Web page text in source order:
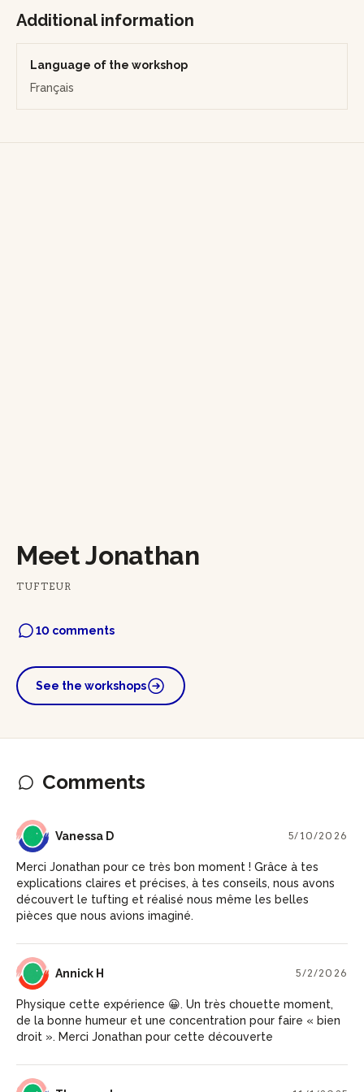
Additional information
Language of the workshop
Français
Meet Jonathan
TUFTEUR
10 comments
See the workshops
Comments
VD Vanessa D 5/10/2026
Merci Jonathan pour ce très bon moment ! Grâce à tes
explications claires et précises, à tes conseils, nous avons
découvert le tufting et réalisé nous même les belles
pièces que nous avions imaginé.
AH Annick H 5/2/2026
Physique cette expérience 😀. Un très chouette moment,
de la bonne humeur et une concentration pour faire « bien
droit ». Merci Jonathan pour cette découverte